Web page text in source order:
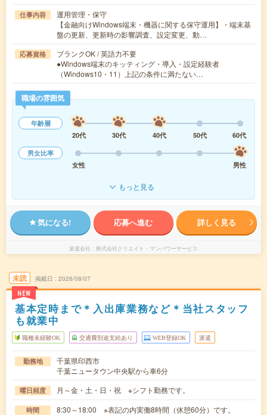
仕事内容
運用管理・保守
【金融向けWindows端末・機器に関する保守運用】・端末基
盤の更新、更新時の影響調査、設定変更、動…
応募資格
ブランクOK / 英語力不要
●Windows端末のキッティング・導入・設定経験者
（Windows10・11）上記の条件に満たない…
職場の雰囲気
年齢層
20代
30代 40代 50代
60代
男女比率
女性
男性
もっと見る
気になる! 応募へ進む 詳しく見る
派遣会社 株式会社クリエイト・マンパワーサービス
未読
NEW
掲載日 2026/08/07
基本定時まで＊入出庫業務など＊当社スタッフ
も就業中
職種未経験OK 交通費別途支給あり WEB登録OK 派遣
勤務地
千葉県印西市
千葉ニュータウン中央駅から車6分
曜日頻度 月～金・土・日・祝 ※シフト勤務です。
時間 8:30～18:00 ※表記の内実働8時間（休憩60分）です。